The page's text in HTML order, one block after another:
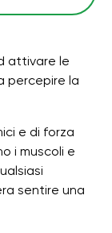
attivare le
percepire la
e di forza
i muscoli e
sentire una